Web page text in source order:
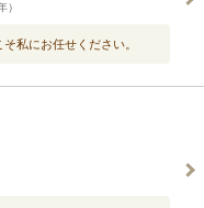
）
私にお任せください。